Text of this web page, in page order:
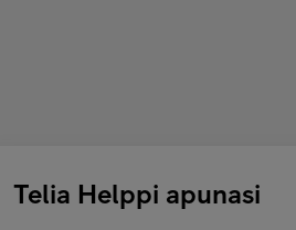
Telia Helppi apunasi